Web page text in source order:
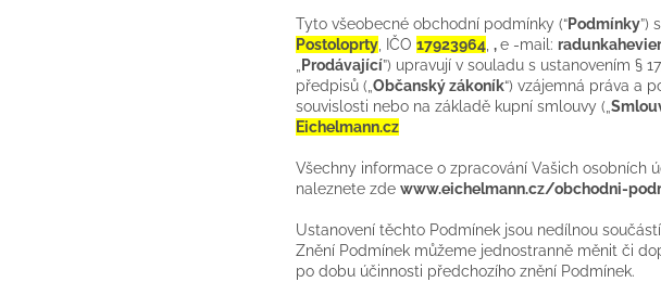
Tyto všeobecné obchodní podmínky (“Podmínky”)
Postoloprty, IČO 17923964, ,e -mail:
„ Prodávající”) upravují v souladu s ustanovením §
předpisů („Občanský zákoník“) vzájemná práva a
souvislosti nebo na základě kupní smlouvy („
Eichelmann.cz
Všechny informace o zpracování Vašich osobních
naleznete zde www.eichelmann.cz/obchodni-
Ustanovení těchto Podmínek jsou nedílnou
Znění Podmínek můžeme jednostranně měnit či
po dobu účinnosti předchozího znění Podmínek.